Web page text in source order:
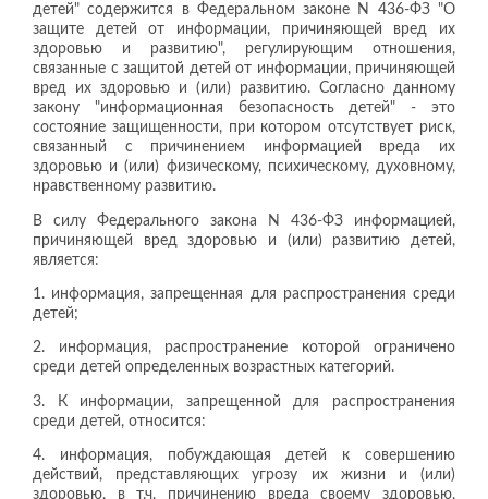
детей" содержится в Федеральном законе N 436-ФЗ "О
защите детей от информации, причиняющей вред их
здоровью и развитию", регулирующим отношения,
связанные с защитой детей от информации, причиняющей
вред их здоровью и (или) развитию. Согласно данному
закону "информационная безопасность детей" - это
состояние защищенности, при котором отсутствует риск,
связанный с причинением информацией вреда их
здоровью и (или) физическому, психическому, духовному,
нравственному развитию.
В силу Федерального закона N 436-ФЗ информацией,
причиняющей вред здоровью и (или) развитию детей,
является:
1. информация, запрещенная для распространения среди
детей;
2. информация, распространение которой ограничено
среди детей определенных возрастных категорий.
3. К информации, запрещенной для распространения
среди детей, относится:
4. информация, побуждающая детей к совершению
действий, представляющих угрозу их жизни и (или)
здоровью, в т.ч. причинению вреда своему здоровью,